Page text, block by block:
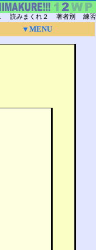
読みまくれ２ 著者別 練習
▼MENU